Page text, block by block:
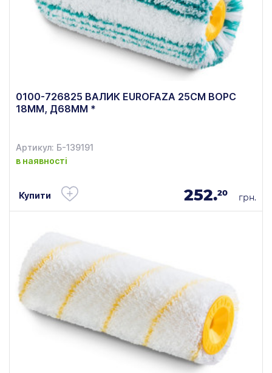
0100-726825 ВАЛИК EUROFAZA 25СМ ВОРС
18ММ, Д68ММ *
Артикул: Б-139191
в наявності
Купити 252.20 грн.